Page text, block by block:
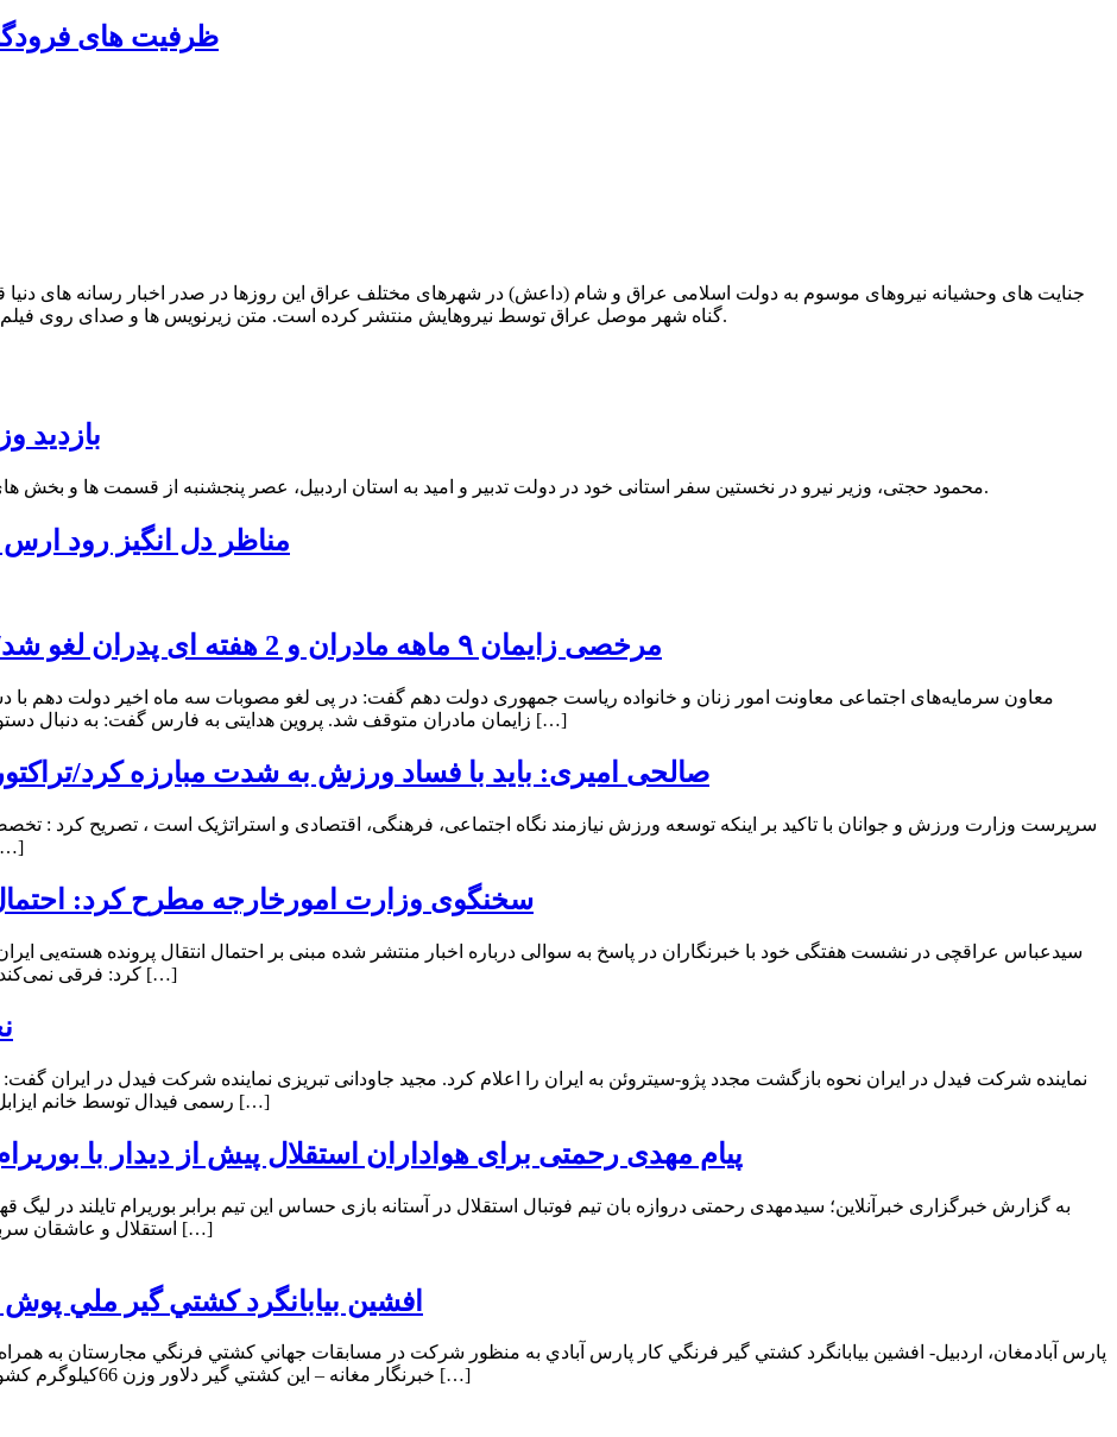
ظرفیت های
جنایت های وحشیانه نیروهای موسوم به دولت اسلامی عراق و شام (داعش) در شهرهای مختلف عراق این روزها در صدر اخبار رسانه های دنیا
گناه شهر موصل عراق توسط نیروهایش منتشر کرده است. متن زیرنویس ها و صدای روی فیلم هم توجیه داعش برای این کشتار وحشیانه مردم بی گناه است.
بازدید
محمود حجتی، وزیر نیرو در نخستین سفر استانی خود در دولت تدبیر و امید به استان اردبیل، عصر پنجشنبه از قسمت ها و بخش های مختلف شرکت کشت و صنعت و دامپروری مغان بازدید کرد.
مناظر دل انگیز رود
مرخصی زایمان ۹ ماهه مادران و 2 هفته ای پدران لغو شد/ نخستین چالش اجتماعی دولت و مجلس
معاون سرمایه‌های اجتماعی معاونت امور زنان و خانواده ریاست جمهوری دولت دهم گفت: در پی لغو مصوبات سه ماه اخیر دولت دهم
زایمان مادران متوقف شد. پروین هدایتی به فارس گفت: به دنبال دستور معاون اول رئیس جمهور مبنی بر لغو مصوبات دولت دهم از […]
صالحی امیری: باید با فساد ورزش به شدت مبارزه کرد/
سرپرست وزارت ورزش و جوانان با تاکید بر اینکه توسعه ورزش نیازمند نگاه اجتماعی، فرهنگی، اقتصادی و استراتژیک است ، تصریح کرد :
امیری رئوس برنامه های خود را در دو
سخنگوی وزارت امورخارجه مطرح کرد:
سیدعباس عراقچی در نشست هفتگی خود با خبرنگاران در پاسخ به سوالی درباره اخبار منتشر شده مبنی بر احتمال انتقال پرونده هسته‌یی
کرد: فرقی نمی‌کند؛ چه پرونده کماکان در شورای امنیت ملی کشورمان باشد و یا […]
نماینده شرکت فیدل در ایران نحوه بازگشت مجدد پژو-سیتروئن به ایران را اعلام کرد. مجید جاودانی تبریزی نماینده شرکت فیدل در ایران
رسمی فیدال توسط خانم ایزابل وگن، عضو کمیته داوری اتاق بازرگانی بین الملل و مدیر اداره […]
پیام مهدی رحمتی برای هواداران استقلال پیش از دیدار با
به گزارش خبرگزاری خبرآنلاین؛ سیدمهدی رحمتی دروازه بان تیم فوتبال استقلال در آستانه بازی حساس این تیم برابر بوریرام تایلند در لیگ
استقلال و عاشقان سربلندی ایران، باسلام. تا نیمه نهایی آسیا دو گام بیشتر نمانده و ما […]
افشين بيابانگرد كشتي گير ملي
پارس آبادمغان، اردبيل- افشين بيابانگرد كشتي گير فرنگي كار پارس آبادي به منظور شركت در مسابقات جهاني كشتي فرنگي مجارستان به
خبرنگار مغانه – اين كشتي گير دلاور وزن 66كيلوگرم كشورمان، تا كنون با شركت در رقابت هاي مختلف ملي، آسيايي و […]